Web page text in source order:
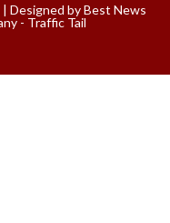
Designed byBest News
- Traffic Tail